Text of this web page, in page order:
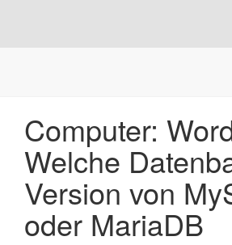
Computer:
Welche
Version von
oder MariaDB